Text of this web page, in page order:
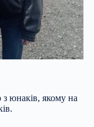
з юнаків, якому на